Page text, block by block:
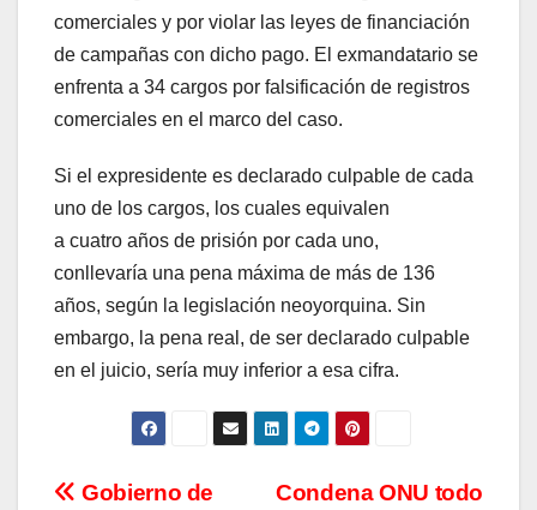
comerciales y por violar las leyes de financiación
de campañas con dicho pago. El exmandatario se
enfrenta a 34 cargos por falsificación de registros
comerciales en el marco del caso.
Si el expresidente es declarado culpable de cada
uno de los cargos, los cuales equivalen
a cuatro años de prisión por cada uno,
conllevaría una pena máxima de más de 136
años, según la legislación neoyorquina. Sin
embargo, la pena real, de ser declarado culpable
en el juicio, sería muy inferior a esa cifra.
Condena ONU todo
Gobierno de